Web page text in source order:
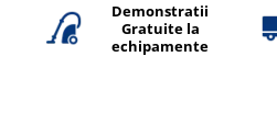
Demonstratii
Gratuite la
echipamente